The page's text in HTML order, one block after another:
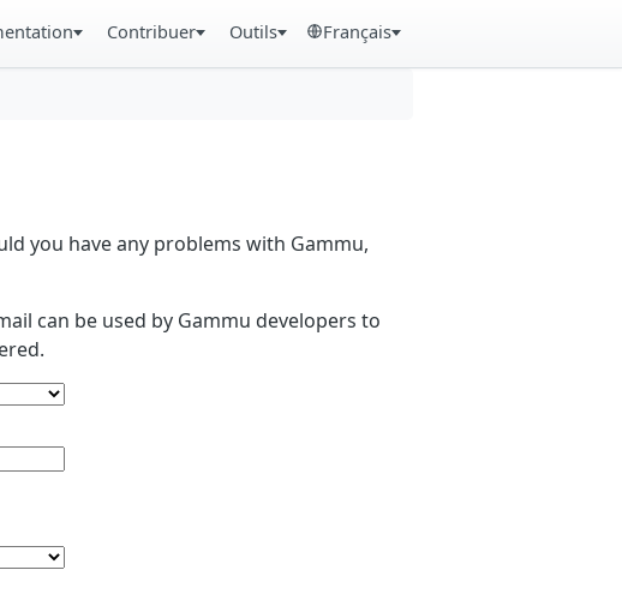
Contribuer Outils Français
you have any problems with Gammu,
can be used by Gammu developers to